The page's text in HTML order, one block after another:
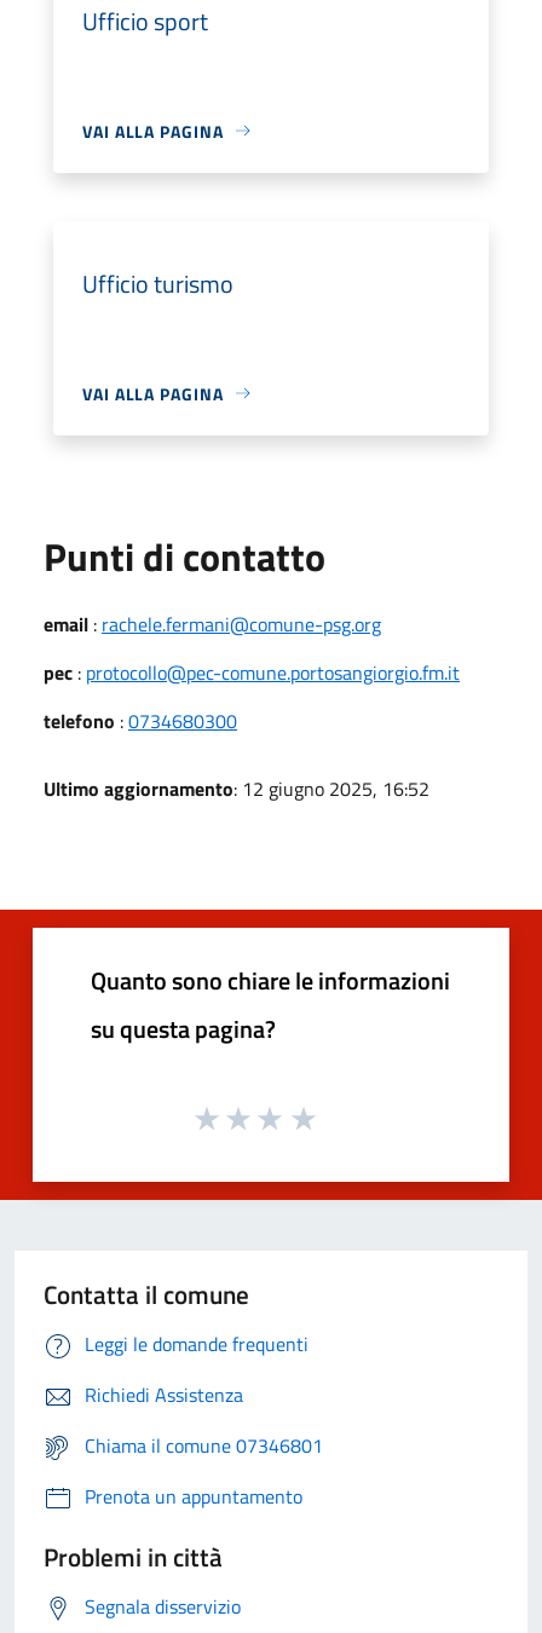
Ufficio sport
VAI ALLA PAGINA
Ufficio turismo
VAI ALLA PAGINA
Punti di contatto
email : rachele.fermani@comune-psg.org
pec : protocollo@pec-comune.portosangiorgio.fm.it
telefono :0734680300
Ultimo aggiornamento: 12 giugno 2025, 16:52
Quanto sono chiare le informazioni
su questa pagina?
Contatta il comune
Leggi le domande frequenti
Richiedi Assistenza
Chiama il comune 07346801
Prenota un appuntamento
Problemi in città
Segnala disservizio